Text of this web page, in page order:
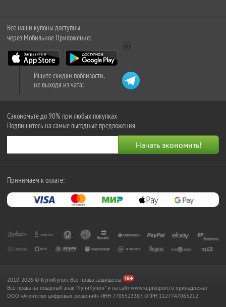
Все наши купоны доступны
через Мобильное Приложение:
Ищите скидки поблизости,
не выходя из чата:
Сэкономьте до 90% при любых покупках
Подпишитесь на самые выгодные предложения
Принимаем к оплате:
2010-2026 © КупиКупон. Все права защищены.
Все права на товарный знак "КупиКупон" и на сайт www.kupikupon.ru принадлежат
OOO «Агентство цифровых решений» ИНН 7705523387, ОГРН 1127747063212